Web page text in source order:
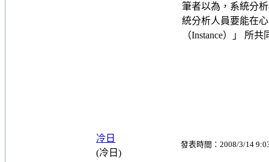
筆者以為，系統分
統分析人員要能在
（Instance）」 所
冷日
(冷日)
發表時間：2008/3/14